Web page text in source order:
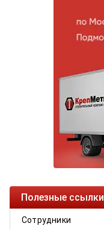
Полезные ссылки
Сотрудники